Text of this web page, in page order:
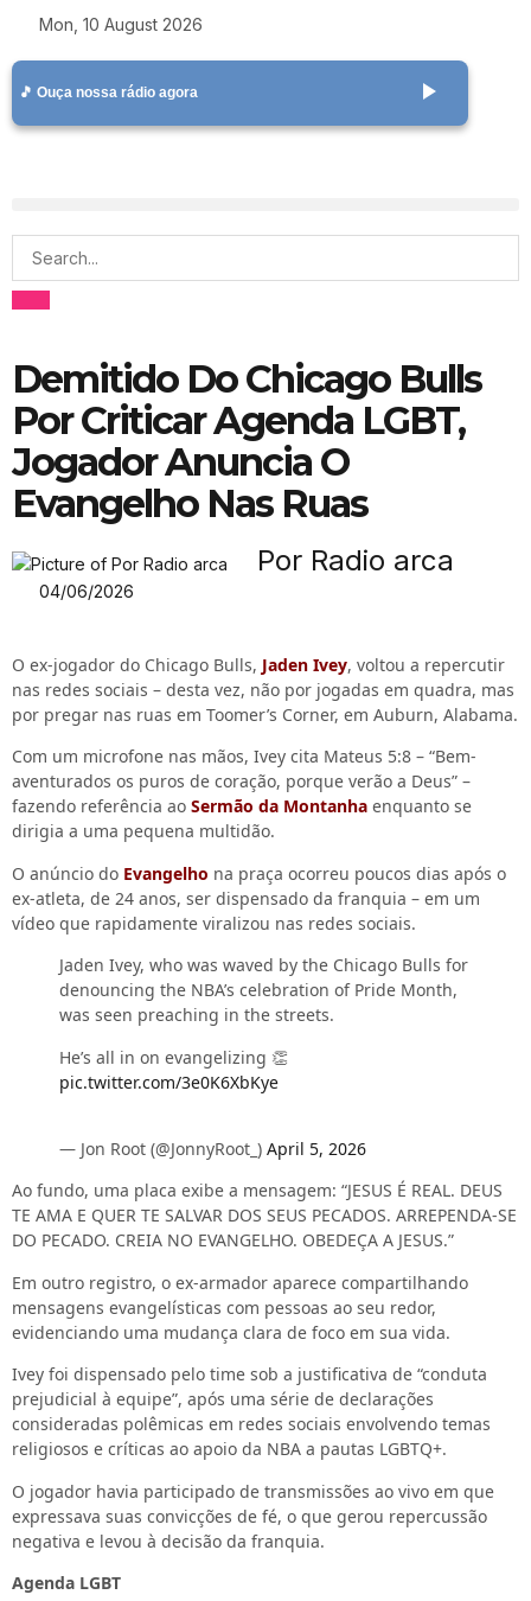
Mon, 10 August 2026
🎵 Ouça nossa rádio agora play_arrow
Demitido Do Chicago Bulls
Por Criticar Agenda LGBT,
Jogador Anuncia O
Evangelho Nas Ruas
Por Radio arca
04/06/2026
O ex-jogador do Chicago Bulls, Jaden Ivey, voltou a repercutir
nas redes sociais – desta vez, não por jogadas em quadra, mas
por pregar nas ruas em Toomer’s Corner, em Auburn, Alabama.
Com um microfone nas mãos, Ivey cita Mateus 5:8 – “Bem-
aventurados os puros de coração, porque verão a Deus” –
fazendo referência ao Sermão da Montanha enquanto se
dirigia a uma pequena multidão.
O anúncio do Evangelho na praça ocorreu poucos dias após o
ex-atleta, de 24 anos, ser dispensado da franquia – em um
vídeo que rapidamente viralizou nas redes sociais.
Jaden Ivey, who was waved by the Chicago Bulls for
denouncing the NBA’s celebration of Pride Month,
was seen preaching in the streets.
He’s all in on evangelizing 👏
pic.twitter.com/3e0K6XbKye
— Jon Root (@JonnyRoot_) April 5, 2026
Ao fundo, uma placa exibe a mensagem: “JESUS É REAL. DEUS
TE AMA E QUER TE SALVAR DOS SEUS PECADOS. ARREPENDA-SE
DO PECADO. CREIA NO EVANGELHO. OBEDEÇA A JESUS.”
Em outro registro, o ex-armador aparece compartilhando
mensagens evangelísticas com pessoas ao seu redor,
evidenciando uma mudança clara de foco em sua vida.
Ivey foi dispensado pelo time sob a justificativa de “conduta
prejudicial à equipe”, após uma série de declarações
consideradas polêmicas em redes sociais envolvendo temas
religiosos e críticas ao apoio da NBA a pautas LGBTQ+.
O jogador havia participado de transmissões ao vivo em que
expressava suas convicções de fé, o que gerou repercussão
negativa e levou à decisão da franquia.
Agenda LGBT